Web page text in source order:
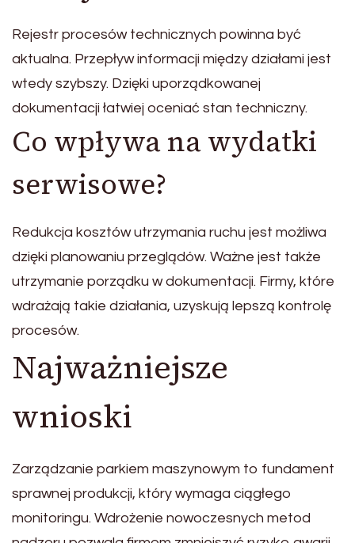
Rejestr procesów technicznych powinna być
aktualna. Przepływ informacji między działami jest
wtedy szybszy. Dzięki uporządkowanej
dokumentacji łatwiej oceniać stan techniczny.
Co wpływa na wydatki
serwisowe?
Redukcja kosztów utrzymania ruchu jest możliwa
dzięki planowaniu przeglądów. Ważne jest także
utrzymanie porządku w dokumentacji. Firmy, które
wdrażają takie działania, uzyskują lepszą kontrolę
procesów.
Najważniejsze
wnioski
Zarządzanie parkiem maszynowym to fundament
sprawnej produkcji, który wymaga ciągłego
monitoringu. Wdrożenie nowoczesnych metod